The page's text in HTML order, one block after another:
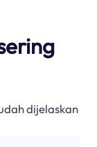
dijelaskan